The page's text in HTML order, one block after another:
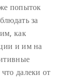
попыток
за
как
и им на
далеки от